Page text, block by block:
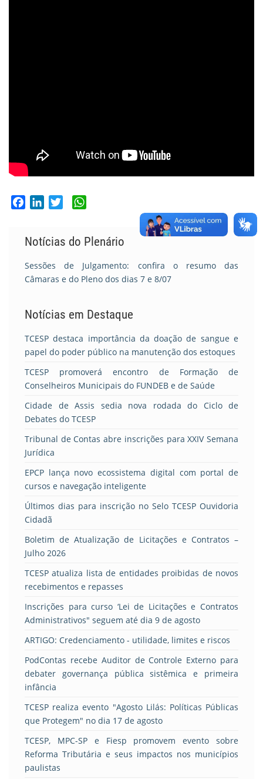
FacebookLinkedIn
Twitter
Notícias do Plenário
Sessões de Julgamento: confira o resumo das
Câmaras e do Pleno dos dias 7 e 8/07
Notícias em Destaque
TCESP destaca importância da doação de sangue e
papel do poder público na manutenção dos estoques
TCESP promoverá encontro de Formação de
Conselheiros Municipais do FUNDEB e de Saúde
Cidade de Assis sedia nova rodada do Ciclo de
Debates do TCESP
Tribunal de Contas abre inscrições para XXIV Semana
Jurídica
EPCP lança novo ecossistema digital com portal de
cursos e navegação inteligente
Últimos dias para inscrição no Selo TCESP Ouvidoria
Cidadã
Boletim de Atualização de Licitações e Contratos –
Julho 2026
TCESP atualiza lista de entidades proibidas de novos
recebimentos e repasses
Inscrições para curso ‘Lei de Licitações e Contratos
Administrativos" seguem até dia 9 de agosto
ARTIGO: Credenciamento - utilidade, limites e riscos
PodContas recebe Auditor de Controle Externo para
debater governança pública sistêmica e primeira
infância
TCESP realiza evento "Agosto Lilás: Políticas Públicas
que Protegem" no dia 17 de agosto
TCESP, MPC-SP e Fiesp promovem evento sobre
Reforma Tributária e seus impactos nos municípios
paulistas